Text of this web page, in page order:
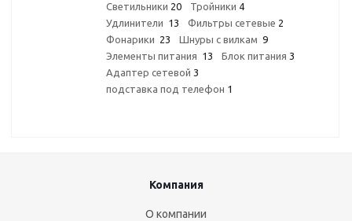
Светильники 20 Тройники 4
Удлинители 13 Фильтры сетевые 2
Фонарики 23 Шнуры с вилкам 9
Элементы питания 13 Блок питания 3
Адаптер сетевой 3
подставка под телефон 1
Компания
О компании